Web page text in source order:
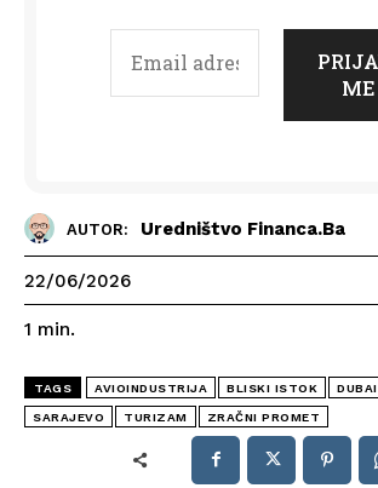
AUTOR: Uredništvo Financa.ba
22/06/2026
1 min.
TAGS AVIOINDUSTRIJA BLISKI ISTOK DUBAI
SARAJEVO TURIZAM ZRAČNI PROMET